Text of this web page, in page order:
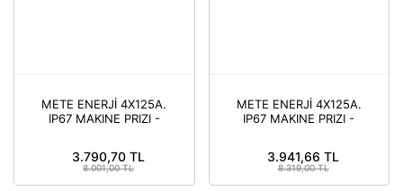
METE ENERJİ 4X125A.
IP67 MAKINE PRIZI -
3.790,70 TL
8.001,00 TL
METE ENERJİ 4X125A.
IP67 MAKINE PRIZI -
3.941,66 TL
8.319,00 TL